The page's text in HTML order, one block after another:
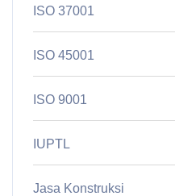
ISO 37001
ISO 45001
ISO 9001
IUPTL
Jasa Konstruksi